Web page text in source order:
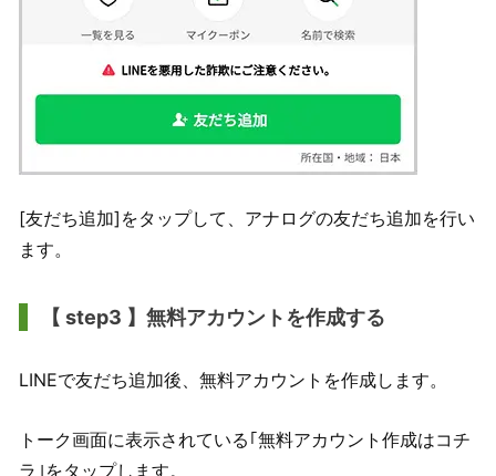
[友だち追加]をタップして、アナログの友だち追加を行い
ます。
【 step3 】無料アカウントを作成する
LINEで友だち追加後、無料アカウントを作成します。
トーク画面に表示されている｢無料アカウント作成はコチ
ラ｣をタップします。